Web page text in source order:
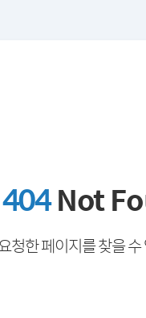
404Not
청한 페이지를 찾을